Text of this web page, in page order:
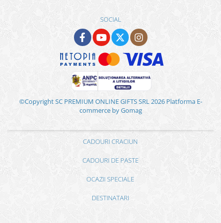
SOCIAL
©Copyright SC PREMIUM ONLINE GIFTS SRL 2026 Platforma E-
commerce by Gomag
CADOURI CRACIUN
CADOURI DE PASTE
OCAZII SPECIALE
DESTINATARI